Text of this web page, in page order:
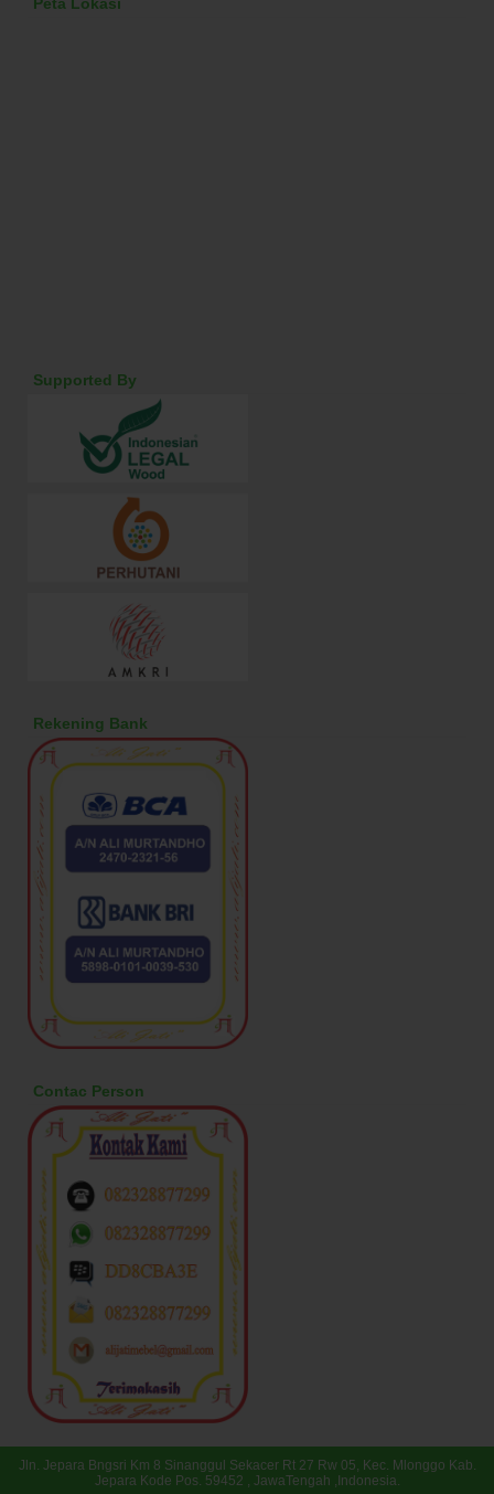
Peta Lokasi
Supported By
Rekening Bank
Contac Person
Jln. Jepara Bngsri Km 8 Sinanggul Sekacer Rt 27 Rw 05, Kec. Mlonggo Kab.
Jepara Kode Pos. 59452 , JawaTengah ,Indonesia.